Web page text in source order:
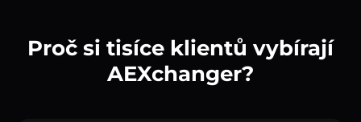
Proč si tisíce klientů vybírají
AEXchanger?